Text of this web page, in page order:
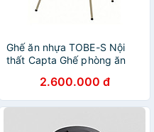
Ghế ăn nhựa TOBE-S Nội
thất Capta Ghế phòng ăn
chuẩn châu Âu
2.600.000 đ